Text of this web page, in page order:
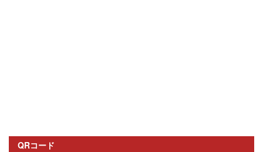
QRコード